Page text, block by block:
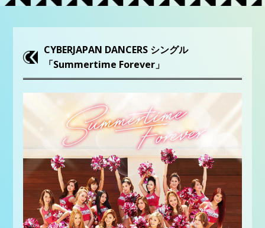
CYBERJAPAN DANCERS シングル
「Summertime Forever」